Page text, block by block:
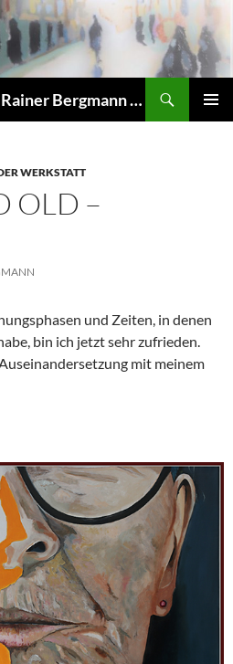
Figurative Malerei von Rainer Bergmann M.A.
WERKSTATT
OLD –
und Zeiten, in denen
bin ich jetzt sehr zufrieden.
mit meinem